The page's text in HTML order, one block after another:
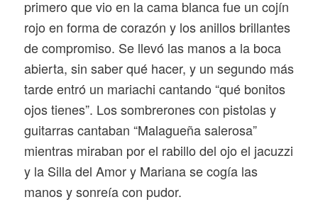
primero que vio en la cama blanca fue un cojín
rojo en forma de corazón y los anillos brillantes
de compromiso. Se llevó las manos a la boca
abierta, sin saber qué hacer, y un segundo más
tarde entró un mariachi cantando “qué bonitos
ojos tienes”. Los sombrerones con pistolas y
guitarras cantaban “Malagueña salerosa”
mientras miraban por el rabillo del ojo el jacuzzi
y la Silla del Amor y Mariana se cogía las
manos y sonreía con pudor.